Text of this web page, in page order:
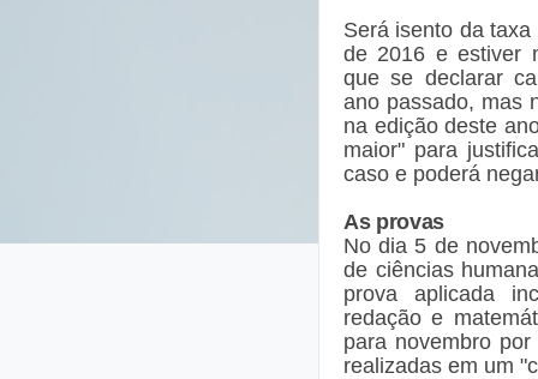
Será isento da
de 2016 e estiver
que se declarar
ano passado, mas
na edição deste
maior" para
caso e poderá
As provas
No dia 5 de
de ciências
prova aplicada
redação e
para novembro
realizadas em um